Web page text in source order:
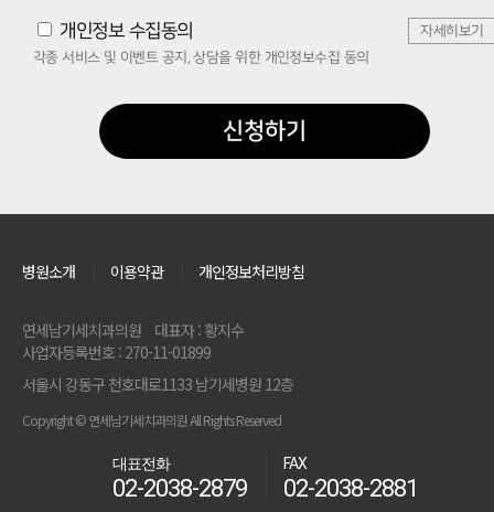
개인정보 수집동의
각종 서비스 및 이벤트 공지, 상담을 위한 개인정보수집 동의
자세히보기
신청하기
병원소개 이용약관 개인정보처리방침
연세남기세치과의원
대표자 : 황지수
사업자등록번호 : 270-11-01899
서울시 강동구 천호대로1133 남기세병원 12층
Copyright © 연세남기세치과의원 All Rights Reserved
대표전화
02-2038-2879
FAX
02-2038-2881